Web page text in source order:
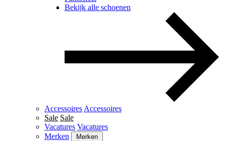
Bekijk alle schoenen
Accessoires Accessoires
Sale Sale
Vacatures Vacatures
Merken
Merken